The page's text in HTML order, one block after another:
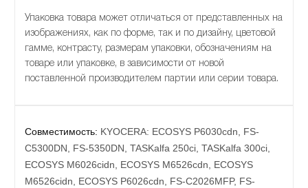
Упаковка товара может отличаться от представленных на
изображениях, как по форме, так и по дизайну, цветовой
гамме, контрасту, размерам упаковки, обозначениям на
товаре или упаковке, в зависимости от новой
поставленной производителем партии или серии товара.
Совместимость: KYOCERA: ECOSYS P6030cdn, FS-
C5300DN, FS-5350DN, TASKalfa 250ci, TASKalfa 300ci,
ECOSYS M6026cidn, ECOSYS M6526cdn, ECOSYS
M6526cidn, ECOSYS P6026cdn, FS-C2026MFP, FS-